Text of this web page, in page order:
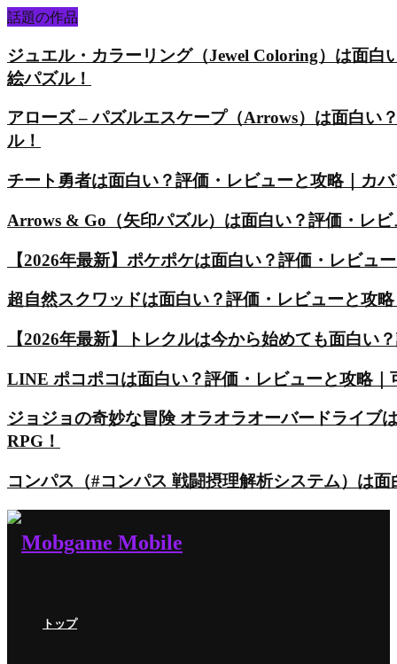
話題の作品
ジュエル・カラーリング（Jewel Coloring）は面
絵パズル！
アローズ – パズルエスケープ（Arrows）は面白い
ル！
チート勇者は面白い？評価・レビューと攻略｜カ
Arrows & Go（矢印パズル）は面白い？評価・レ
【2026年最新】ポケポケは面白い？評価・レビ
超自然スクワッドは面白い？評価・レビューと攻
【2026年最新】トレクルは今から始めても面白
LINE ポコポコは面白い？評価・レビューと攻略
ジョジョの奇妙な冒険 オラオラオーバードライブ
RPG！
コンパス（#コンパス 戦闘摂理解析システム）は
トップ